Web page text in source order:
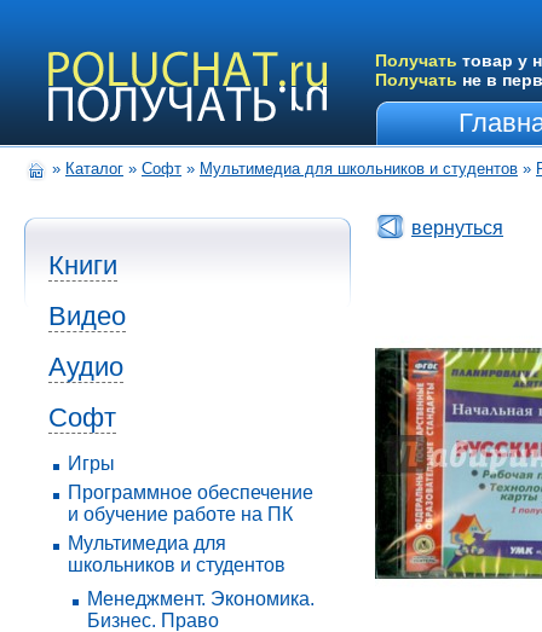
Получать товар у
Получать не в
» Каталог » Софт » Мультимедиа для школьников и студентов »
Книги
Видео
Аудио
Софт
Игры
Программное обеспечение
и обучение работе на ПК
Мультимедиа для
школьников и студентов
Менеджмент. Экономика.
Бизнес. Право
вернуться